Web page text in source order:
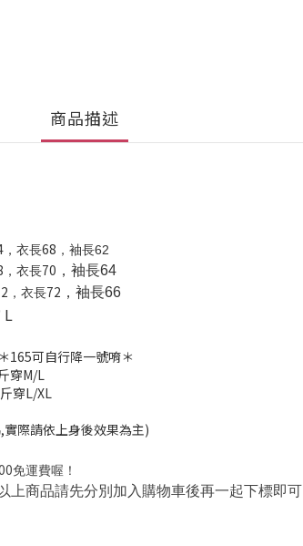
商品描述
，衣長68 ，袖長62
，衣長70 ，袖長64
，衣長72 ，袖長66
L
＊165可自行降一號唷＊
穿M/L
穿L/XL
際請依上身後效果為主)
免運費喔！
上商品請先分別加入購物車後再一起下標即可